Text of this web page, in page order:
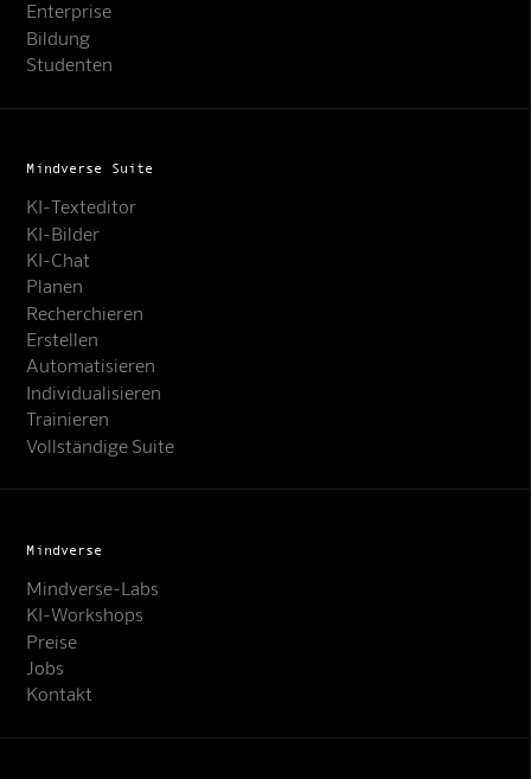
Enterprise
Bildung
Studenten
Mindverse Suite
KI-Texteditor
KI-Bilder
KI-Chat
Planen
Recherchieren
Erstellen
Automatisieren
Individualisieren
Trainieren
Vollständige Suite
Mindverse
Mindverse-Labs
KI-Workshops
Preise
Jobs
Kontakt